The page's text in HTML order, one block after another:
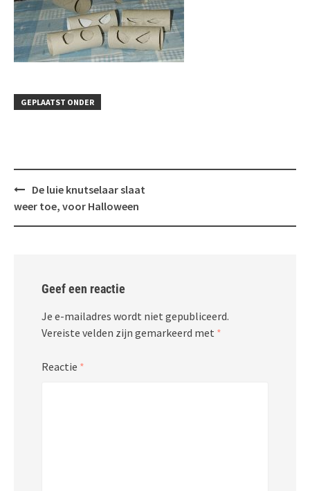
GEPLAATST ONDER
Bericht
navigatie
De luie knutselaar slaat
weer toe, voor Halloween
Geef een reactie
Je e-mailadres wordt niet gepubliceerd.
Vereiste velden zijn gemarkeerd met *
Reactie *